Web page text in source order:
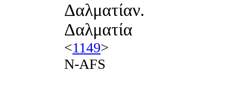
Δαλματίαν.
Δαλματία
<1149>
N-AFS